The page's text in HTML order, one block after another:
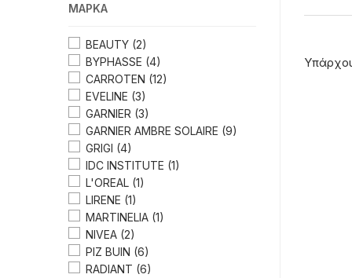
ΜΆΡΚΑ
BEAUTY (2)
BYPHASSE (4)
CARROTEN (12)
EVELINE (3)
GARNIER (3)
GARNIER AMBRE SOLAIRE (9)
GRIGI (4)
IDC INSTITUTE (1)
L'OREAL (1)
LIRENE (1)
MARTINELIA (1)
NIVEA (2)
PIZ BUIN (6)
RADIANT (6)